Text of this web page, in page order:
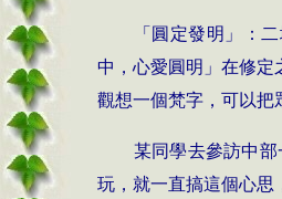
「圓定發明」：
中，心愛圓明」在修定
觀想一個梵字，可以把
某同學去參訪中
玩，就一直搞這個心思